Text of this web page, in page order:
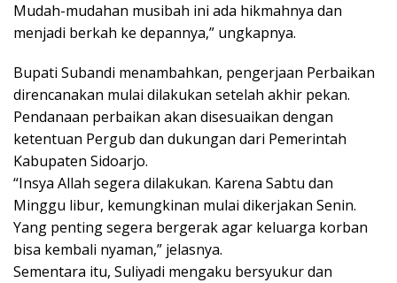
Mudah-mudahan musibah ini ada hikmahnya dan
menjadi berkah ke depannya,” ungkapnya.
Bupati Subandi menambahkan, pengerjaan Perbaikan
direncanakan mulai dilakukan setelah akhir pekan.
Pendanaan perbaikan akan disesuaikan dengan
ketentuan Pergub dan dukungan dari Pemerintah
Kabupaten Sidoarjo.
“Insya Allah segera dilakukan. Karena Sabtu dan
Minggu libur, kemungkinan mulai dikerjakan Senin.
Yang penting segera bergerak agar keluarga korban
bisa kembali nyaman,” jelasnya.
Sementara itu, Suliyadi mengaku bersyukur dan